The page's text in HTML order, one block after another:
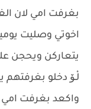
بغرفت امي لان
اخوتي وصليت
يتعاركن ويحجن
لْـۆ دخلو
واكعد بغرفت